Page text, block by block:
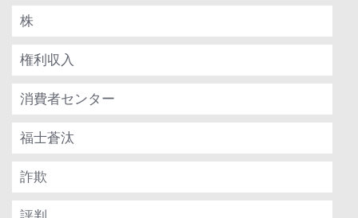
株
権利収入
消費者センター
福士蒼汰
詐欺